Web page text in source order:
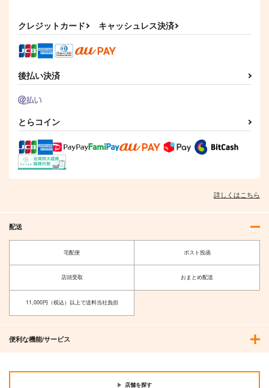
クレジットカード キャッシュレス決済
後払い決済
とらコイン
詳しくはこちら
配送
宅配便 ポスト投函
店頭受取 おまとめ配送
11,000円（税込）以上で送料当社負担
便利な機能/サービス
店舗を探す